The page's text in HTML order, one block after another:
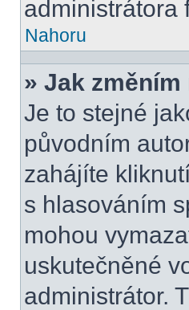
administrátora
Nahoru
» Jak
Je to stejné
původním
zahájíte
s hlasováním
mohou
uskutečněné
administrátor.